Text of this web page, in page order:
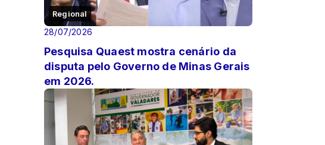
Regional
28/07/2026
Pesquisa Quaest mostra cenário da
disputa pelo Governo de Minas Gerais
em 2026.